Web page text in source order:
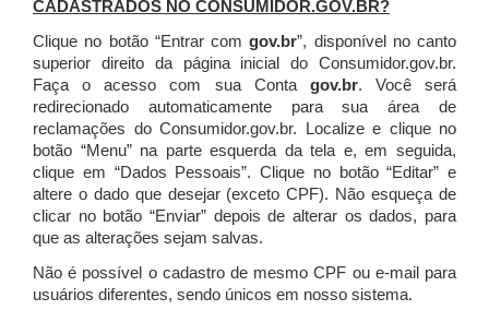
CADASTRADOS NO CONSUMIDOR.GOV.BR?
Clique no botão “Entrar comgov.br”, disponível no canto
superior direito da página inicial do Consumidor.gov.br.
Faça o acesso com sua Conta gov.br. Você será
redirecionado automaticamente para sua área de
reclamações do Consumidor.gov.br.
Localize e clique no
botão “Menu” na parte esquerda da tela e, em seguida,
clique em “Dados Pessoais”. Clique no botão “Editar” e
altere o dado que desejar (exceto CPF). Não esqueça de
clicar no botão “Enviar” depois de alterar os dados, para
que as alterações sejam salvas.
Não é possível o cadastro de mesmo CPF ou e-mail para
usuários diferentes, sendo únicos em nosso sistema.